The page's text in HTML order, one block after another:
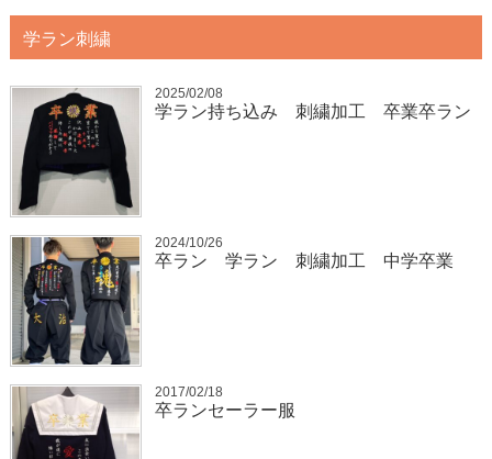
学ラン刺繍
2025/02/08
学ラン持ち込み 刺繍加工 卒業卒ラン
2024/10/26
卒ラン 学ラン 刺繍加工 中学卒業
2017/02/18
卒ランセーラー服